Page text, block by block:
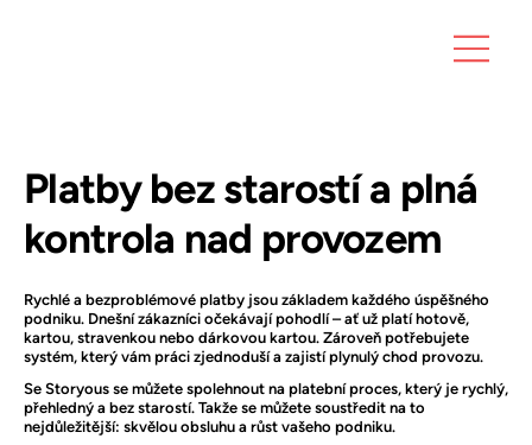
Platby bez starostí a plná
kontrola nad provozem
Rychlé a bezproblémové platby jsou základem každého úspěšného
podniku. Dnešní zákazníci očekávají pohodlí – ať už platí hotově,
kartou, stravenkou nebo dárkovou kartou. Zároveň potřebujete
systém, který vám práci zjednoduší a zajistí plynulý chod provozu.
Se Storyous se můžete spolehnout na platební proces, který je rychlý,
přehledný a bez starostí. Takže se můžete soustředit na to
nejdůležitější: skvělou obsluhu a růst vašeho podniku.